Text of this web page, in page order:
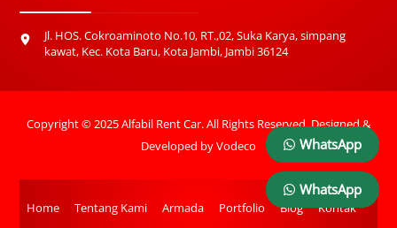
WhatsApp
WhatsApp
Jl. HOS. Cokroaminoto No.10, RT.,02, Suka Karya, simpang
kawat, Kec. Kota Baru, Kota Jambi, Jambi 36124
Home Tentang Kami Armada Portfolio Blog Kontak
Copyright © 2025 Alfabil Rent Car. All Rights Reserved. Designed &
Developed byVodeco